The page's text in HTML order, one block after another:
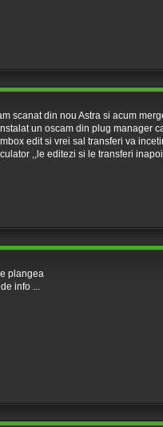
scanat din nou Astra si acum
un oscam din plug manager
edit si vrei sal transferi va
,,le editezi si le transferi
plangea
info ...